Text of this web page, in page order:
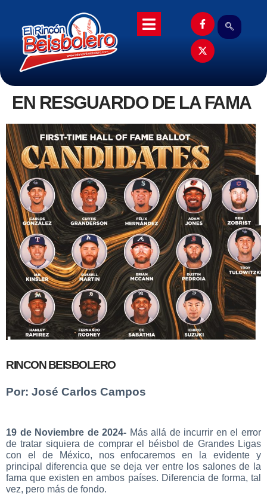
EN RESGUARDO DE LA FAMA
RINCON BEISBOLERO
Por: José Carlos Campos
19 de Noviembre de 2024- Más allá de incurrir en el error
de tratar siquiera de comprar el béisbol de Grandes Ligas
con el de México, nos enfocaremos en la evidente y
principal diferencia que se deja ver entre los salones de la
fama que existen en ambos países. Diferencia de forma, tal
vez, pero más de fondo.